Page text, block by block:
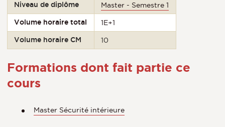
Niveau de diplôme Master - Semestre 1
Volume horaire total 1E+1
Volume horaire CM 10
Formations dont fait partie ce
cours
Master Sécurité intérieure